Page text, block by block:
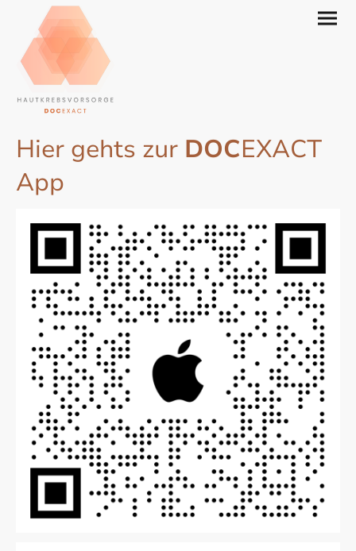
Hier gehts zur DOCEXACT
App